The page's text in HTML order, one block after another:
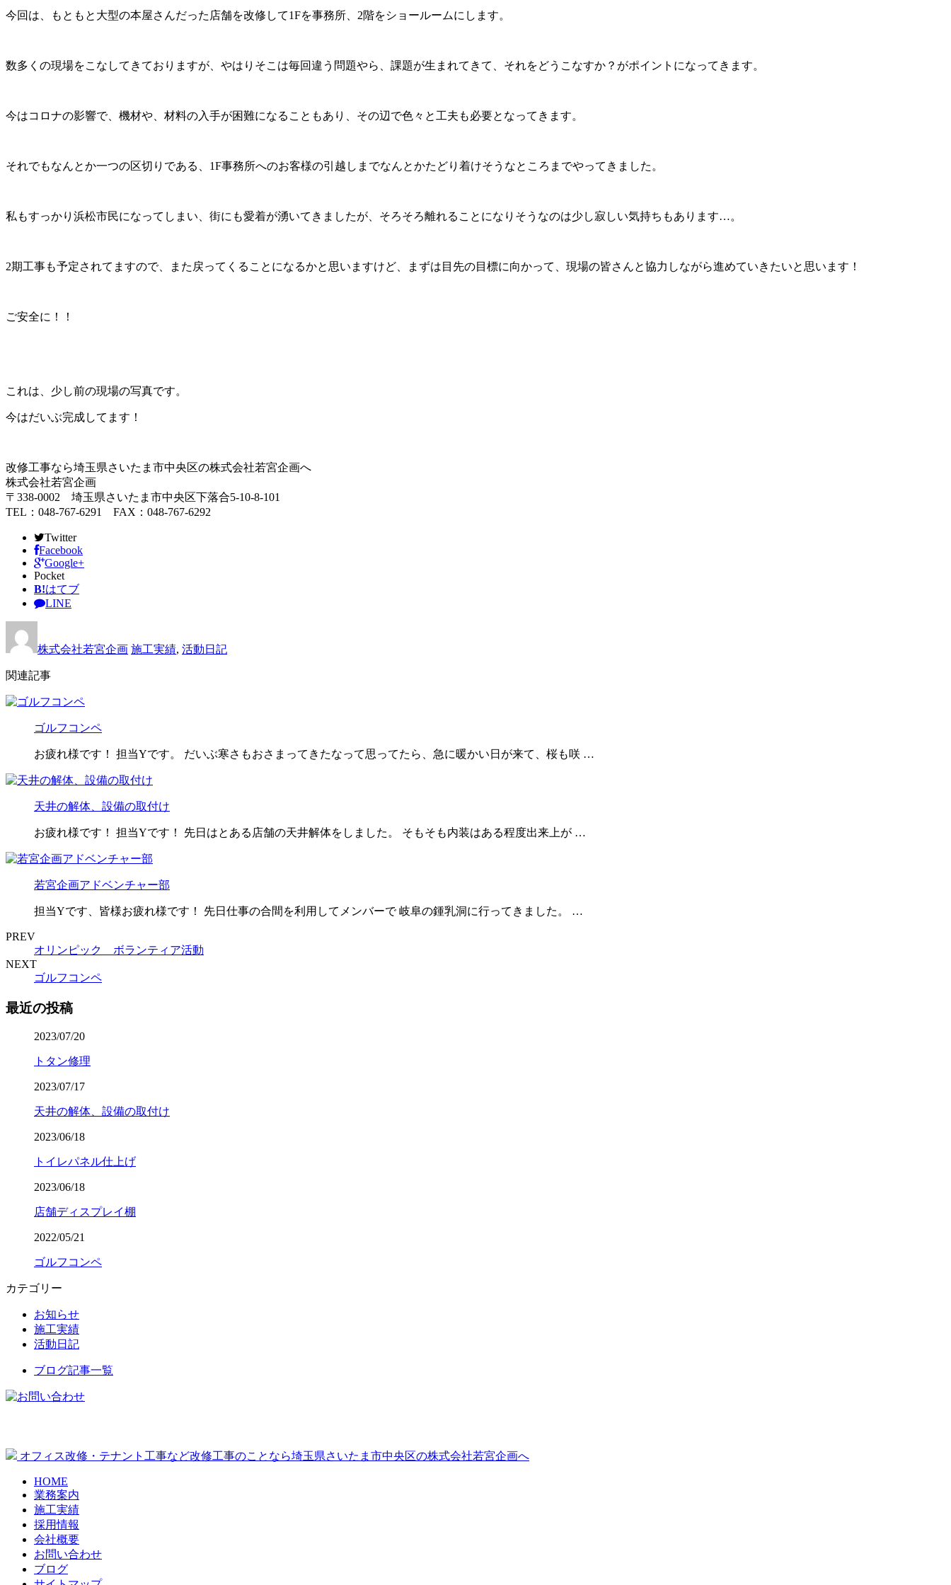
今回は、もともと大型の本屋さんだった店舗を改修して1Fを事務所、2階をショールームにします。
数多くの現場をこなしてきておりますが、やはりそこは毎回違う問題やら、課題が生まれてきて、それをどうこなすか？がポイントになってきます。
今はコロナの影響で、機材や、材料の入手が困難になることもあり、その辺で色々と工夫も必要となってきます。
それでもなんとか一つの区切りである、1F事務所へのお客様の引越しまでなんとかたどり着けそうなところまでやってきました。
私もすっかり浜松市民になってしまい、街にも愛着が湧いてきましたが、そろそろ離れることになりそうなのは少し寂しい気持ちもあります…。
2期工事も予定されてますので、また戻ってくることになるかと思いますけど、まずは目先の目標に向かって、現場の皆さんと協力しながら進めていきたいと思います！
ご安全に！！
これは、少し前の現場の写真です。
今はだいぶ完成してます！
改修工事なら埼玉県さいたま市中央区の株式会社若宮企画へ
株式会社若宮企画
〒338-0002 埼玉県さいたま市中央区下落合5-10-8-101
TEL：048-767-6291 FAX：048-767-6292
Twitter
Facebook
Google+
Pocket
B!はてブ
LINE
株式会社若宮企画 施工実績, 活動日記
関連記事
ゴルフコンペ
お疲れ様です！ 担当Yです。 だいぶ寒さもおさまってきたなって思ってたら、急に暖かい日が来て、桜も咲 …
天井の解体、設備の取付け
お疲れ様です！ 担当Yです！ 先日はとある店舗の天井解体をしました。 そもそも内装はある程度出来上が …
若宮企画アドベンチャー部
担当Yです、皆様お疲れ様です！ 先日仕事の合間を利用してメンバーで 岐阜の鍾乳洞に行ってきました。 …
PREV
オリンピック ボランティア活動
NEXT
ゴルフコンペ
最近の投稿
2023/07/20
トタン修理
2023/07/17
天井の解体、設備の取付け
2023/06/18
トイレパネル仕上げ
2023/06/18
店舗ディスプレイ棚
2022/05/21
ゴルフコンペ
カテゴリー
お知らせ
施工実績
活動日記
ブログ記事一覧
オフィス改修・テナント工事など改修工事のことなら埼玉県さいたま市中央区の株式会社若宮企画へ
HOME
業務案内
施工実績
採用情報
会社概要
お問い合わせ
ブログ